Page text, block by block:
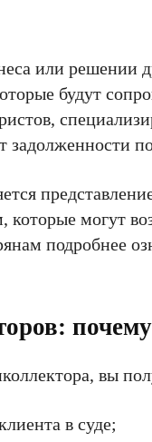
или решении
будут
задолженности
могут
подробнее
вы
в суде;